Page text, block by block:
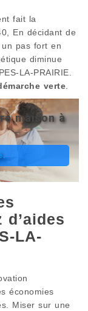
fait la
En décidant de
pas fort en
diminue
LA-PRAIRIE.
verte
maison à
d’aides
LA-
économies
Miser sur une